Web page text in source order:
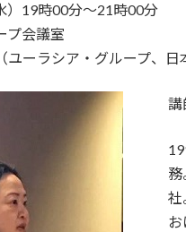
）19時00分～21時00分
プ会議室
ーラシア・グループ、日
講
社
お